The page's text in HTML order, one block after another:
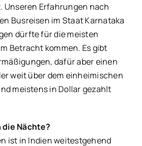
Unseren Erfahrungen nach
Busreisen im Staat Karnataka
dürfte für die meisten
Betracht kommen. Es gibt
dafür aber einen
weit über dem einheimischen
meistens in Dollar gezahlt
Nächte?
ist in Indien weitestgehend